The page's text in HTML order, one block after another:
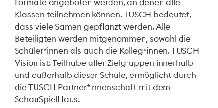
Formate angeboten werden, an denen alle
Klassen teilnehmen können. TUSCH bedeutet,
dass viele Samen gepflanzt werden. Alle
Beteiligten werden mitgenommen, sowohl die
Schüler*innen als auch die Kolleg*innen. TUSCH
Vision ist: Teilhabe aller Zielgruppen innerhalb
und außerhalb dieser Schule, ermöglicht durch
die TUSCH Partner*innenschaft mit dem
SchauSpielHaus.